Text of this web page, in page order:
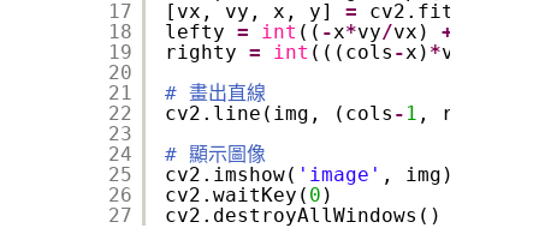
17
18
19
20
21
22
23
24
25
26
27
[vx, vy, x, y] =
lefty = int (( -x*vy/vx) +
righty = int (((cols -x) *vy
# 畫出直線
cv2.line(img, (cols - 1 ,
# 顯示圖像
cv2.imshow( 'image' , img)
cv2.waitKey( 0 )
cv2.destroyAllWindows()